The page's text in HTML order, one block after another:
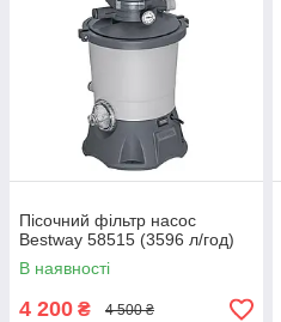
Пісочний фільтр насос
Bestway 58515 (3596 л/год)
В наявності
4 200 ₴ 4 500 ₴